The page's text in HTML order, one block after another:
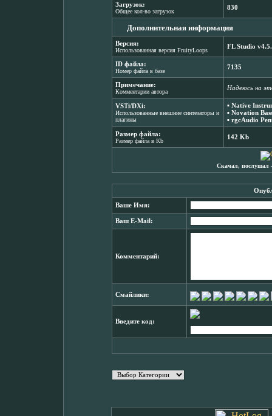
Загрузок:
Общее кол-во загрузок
830
Дополнительная информация
Версия:
Использованная версия FruityLoops
FL Studio
ID файла:
Номер файла в базе
7135
Примечание:
Комментарии автора
Надеюсь на
VSTi/DXi:
Использованные внешние синтезаторы и
плагины
▪ Native
▪ Novation
▪ rgcAudio
Размер файла:
Размер файла в Kb
142 Kb
Скачал, послушал
Ваше Имя:
Ваш E-Mail:
Комментарий:
Смайлики:
Введите код: